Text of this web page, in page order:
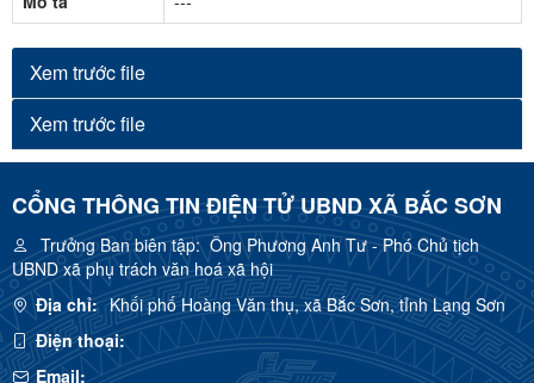
Xem trước file
Xem trước file
CỔNG THÔNG TIN ĐIỆN TỬ UBND XÃ BẮC SƠN
Trưởng Ban biên tập:Ông Phương Anh Tư - Phó Chủ tịch
UBND xã phụ trách văn hoá xã hội
Địa chỉ: Khối phố Hoàng Văn thụ, xã Bắc Sơn, tỉnh Lạng Sơn
Điện thoại:
Email: